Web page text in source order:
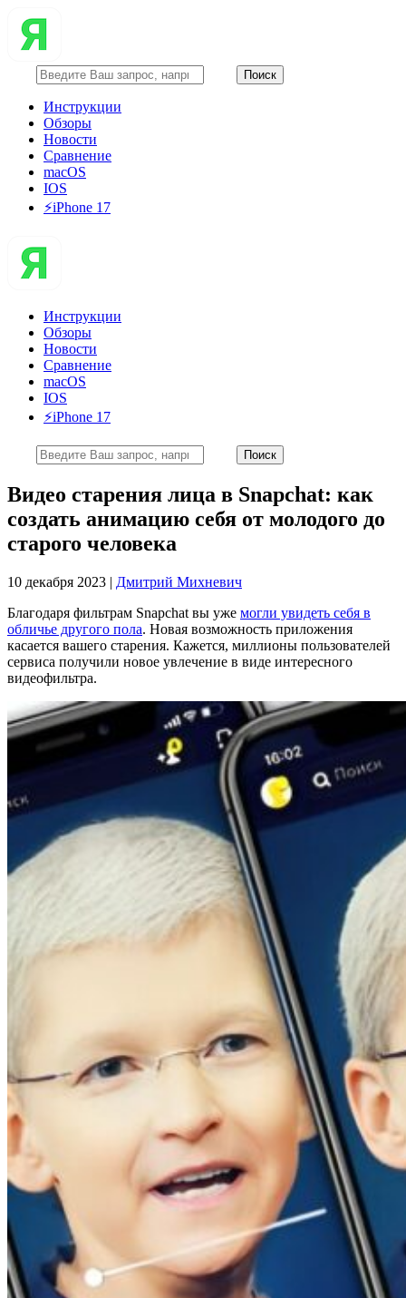
Инструкции
Обзоры
Новости
Сравнение
macOS
IOS
⚡️iPhone 17
Инструкции
Обзоры
Новости
Сравнение
macOS
IOS
⚡️iPhone 17
Видео старения лица в Snapchat: как
создать анимацию себя от молодого до
старого человека
10 декабря 2023 | Дмитрий Михневич
Благодаря фильтрам Snapchat вы уже могли увидеть себя в
обличье другого пола. Новая возможность приложения
касается вашего старения. Кажется, миллионы пользователей
сервиса получили новое увлечение в виде интересного
видеофильтра.